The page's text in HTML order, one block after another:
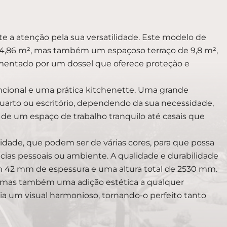
a atenção pela sua versatilidade. Este modelo de
m², mas também um espaçoso terraço de 9,8 m²,
por um dossel que oferece proteção e
e uma prática kitchenette. Uma grande
ou escritório, dependendo da sua necessidade,
um espaço de trabalho tranquilo até casais que
que podem ser de várias cores, para que possa
pessoais ou ambiente. A qualidade e durabilidade
mm de espessura e uma altura total de 2530 mm.
também uma adição estética a qualquer
um visual harmonioso, tornando-o perfeito tanto